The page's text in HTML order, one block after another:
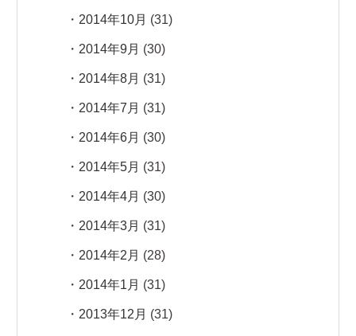
2014年10月 (31)
2014年9月 (30)
2014年8月 (31)
2014年7月 (31)
2014年6月 (30)
2014年5月 (31)
2014年4月 (30)
2014年3月 (31)
2014年2月 (28)
2014年1月 (31)
2013年12月 (31)